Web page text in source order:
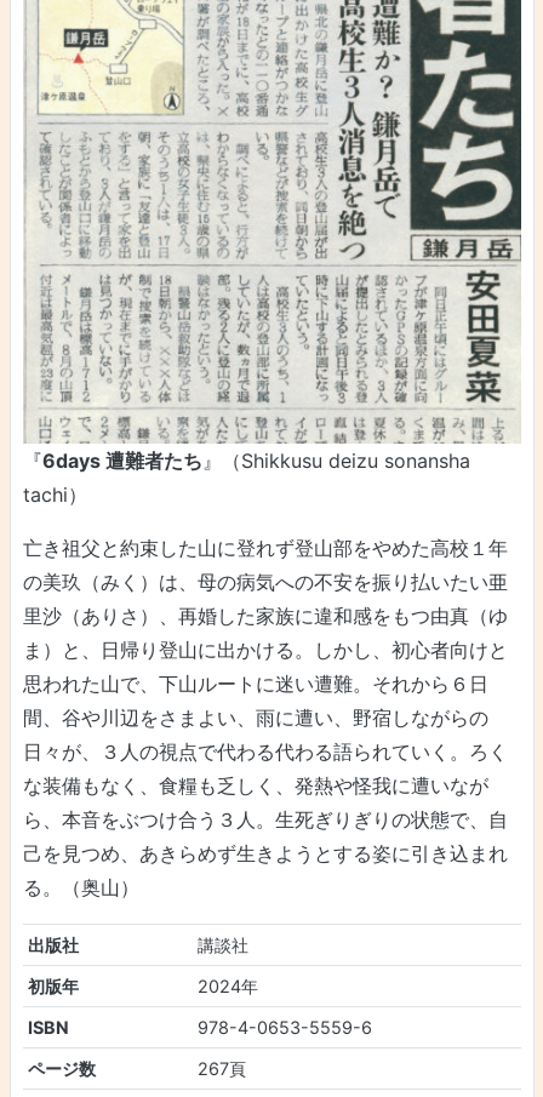
『6days 遭難者たち 』（Shikkusu deizu sonansha
tachi）
亡き祖父と約束した山に登れず登山部をやめた高校１年
の美玖（みく）は、母の病気への不安を振り払いたい亜
里沙（ありさ）、再婚した家族に違和感をもつ由真（ゆ
ま）と、日帰り登山に出かける。しかし、初心者向けと
思われた山で、下山ルートに迷い遭難。それから６日
間、谷や川辺をさまよい、雨に遭い、野宿しながらの
日々が、３人の視点で代わる代わる語られていく。ろく
な装備もなく、食糧も乏しく、発熱や怪我に遭いなが
ら、本音をぶつけ合う３人。生死ぎりぎりの状態で、自
己を見つめ、あきらめず生きようとする姿に引き込まれ
る。（奥山）
出版社
講談社
初版年
2024年
ISBN
978-4-0653-5559-6
ページ数
267頁